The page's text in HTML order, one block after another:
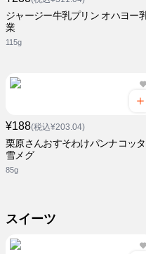
ジャージー牛乳プリン オハヨー乳
業
115g
¥188(税込¥203.04)
栗原さんおすそわけパンナコッタ
雪メグ
85g
スイーツ